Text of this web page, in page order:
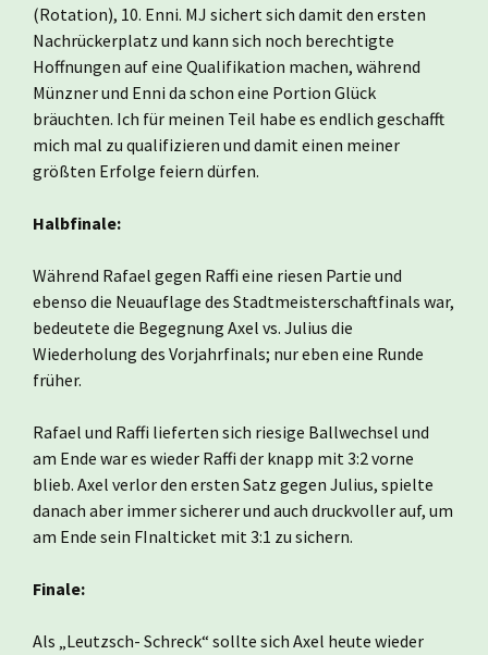
(Rotation), 10. Enni. MJ sichert sich damit den ersten
Nachrückerplatz und kann sich noch berechtigte
Hoffnungen auf eine Qualifikation machen, während
Münzner und Enni da schon eine Portion Glück
bräuchten. Ich für meinen Teil habe es endlich geschafft
mich mal zu qualifizieren und damit einen meiner
größten Erfolge feiern dürfen.
Halbfinale:
Während Rafael gegen Raffi eine riesen Partie und
ebenso die Neuauflage des Stadtmeisterschaftfinals war,
bedeutete die Begegnung Axel vs. Julius die
Wiederholung des Vorjahrfinals; nur eben eine Runde
früher.
Rafael und Raffi lieferten sich riesige Ballwechsel und
am Ende war es wieder Raffi der knapp mit 3:2 vorne
blieb. Axel verlor den ersten Satz gegen Julius, spielte
danach aber immer sicherer und auch druckvoller auf, um
am Ende sein FInalticket mit 3:1 zu sichern.
Finale:
Als „Leutzsch- Schreck“ sollte sich Axel heute wieder